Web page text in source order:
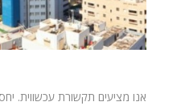
אנו מציעים תקשורת עכשווית.